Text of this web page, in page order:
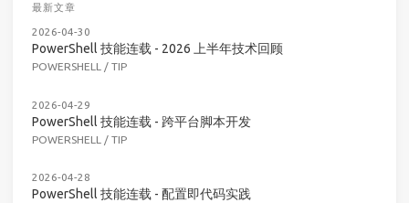
最新文章
2026-04-30
PowerShell 技能连载 - 2026 上半年技术回顾
POWERSHELL / TIP
2026-04-29
PowerShell 技能连载 - 跨平台脚本开发
POWERSHELL / TIP
2026-04-28
PowerShell 技能连载 - 配置即代码实践